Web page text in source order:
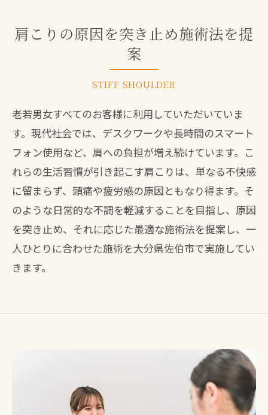
肩こりの原因を突き止め施術法を提
案
STIFF SHOULDER
老若男女すべてのお客様に利用していただいていま
す。現代社会では、デスクワークや長時間のスマート
フォン使用など、肩への負担が増え続けています。こ
れらの生活習慣が引き起こす肩こりは、単なる不快感
に留まらず、頭痛や疲労感の原因ともなり得ます。そ
のような日常的な不調を軽減することを目指し、原因
を突き止め、それに応じた最適な施術法を提案し、一
人ひとりに合わせた施術を大分県佐伯市で実施してい
きます。